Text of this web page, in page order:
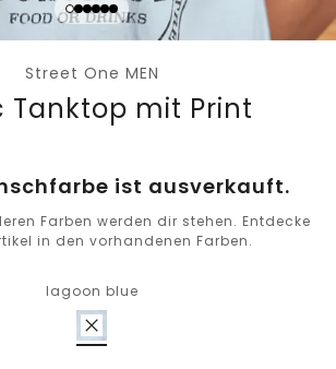
Street One MEN
Tanktop mit Print
ist ausverkauft.
Farben werden dir stehen. Entdecke
in den vorhandenen Farben.
lagoon blue